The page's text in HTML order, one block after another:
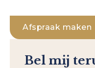
Afspraak maken
Bel mij